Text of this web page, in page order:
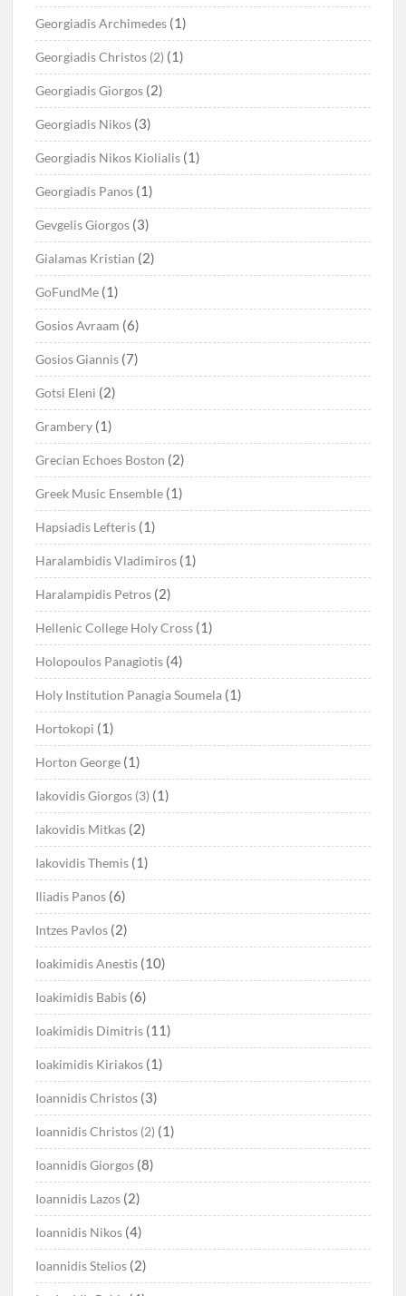
Georgiadis Archimedes (1)
Georgiadis Christos (2) (1)
Georgiadis Giorgos (2)
Georgiadis Nikos (3)
Georgiadis Nikos Kiolialis (1)
Georgiadis Panos (1)
Gevgelis Giorgos (3)
Gialamas Kristian (2)
GoFundMe (1)
Gosios Avraam (6)
Gosios Giannis (7)
Gotsi Eleni (2)
Grambery (1)
Grecian Echoes Boston (2)
Greek Music Ensemble (1)
Hapsiadis Lefteris (1)
Haralambidis Vladimiros (1)
Haralampidis Petros (2)
Hellenic College Holy Cross (1)
Holopoulos Panagiotis (4)
Holy Institution Panagia Soumela (1)
Hortokopi (1)
Horton George (1)
Iakovidis Giorgos (3) (1)
Iakovidis Mitkas (2)
Iakovidis Themis (1)
Iliadis Panos (6)
Intzes Pavlos (2)
Ioakimidis Anestis (10)
Ioakimidis Babis (6)
Ioakimidis Dimitris (11)
Ioakimidis Kiriakos (1)
Ioannidis Christos (3)
Ioannidis Christos (2) (1)
Ioannidis Giorgos (8)
Ioannidis Lazos (2)
Ioannidis Nikos (4)
Ioannidis Stelios (2)